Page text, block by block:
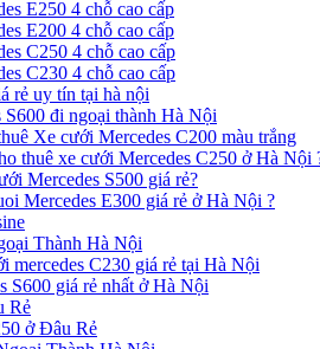
E250 4 chỗ cao cấp
E200 4 chỗ cao cấp
C250 4 chỗ cao cấp
C230 4 chỗ cao cấp
rẻ uy tín tại hà nội
S600 đi ngoại thành Hà Nội
Xe cưới Mercedes C200 màu trắng
thuê xe cưới Mercedes C250 ở Hà Nội
Mercedes S500 giá rẻ?
Mercedes E300 giá rẻ ở Hà Nội ?
Thành Hà Nội
mercedes C230 giá rẻ tại Hà Nội
S600 giá rẻ nhất ở Hà Nội
Rẻ
ở Đâu Rẻ